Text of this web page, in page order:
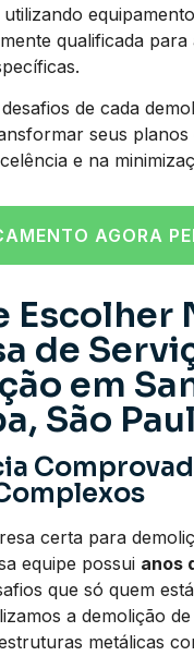
qualificada para
de cada
seus planos
e na
AGORA
Escolher
de
em
São
certa para
equipe possui anos
que só quem
a demolição
metálicas